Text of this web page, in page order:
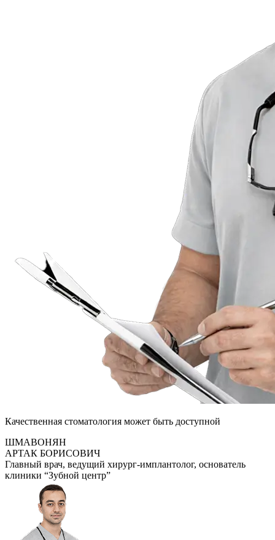
Качественная стоматология может быть доступной
ШМАВОНЯН
АРТАК БОРИСОВИЧ
Главный врач, ведущий хирург-имплантолог, основатель
клиники “Зубной центр”